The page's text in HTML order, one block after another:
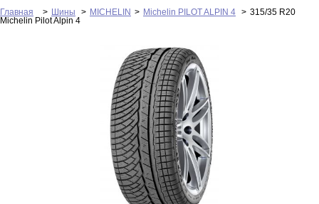
Главная > Шины > MICHELIN > Michelin PILOT ALPIN 4 > 315/35 R20
Michelin Pilot Alpin 4